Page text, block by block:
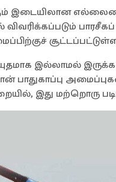
இடையிலான
விவரிக்கப்படும்
ஆயுதமாக இல்லாமல்
பாதுகாப்பு
இது மற்றொரு